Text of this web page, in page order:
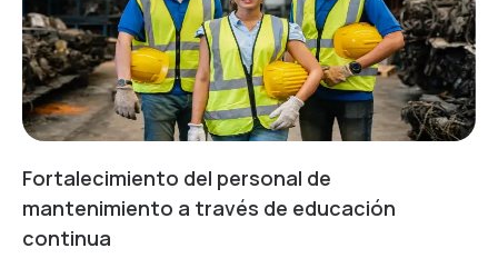
Fortalecimiento del personal de
mantenimiento a través de educación
continua